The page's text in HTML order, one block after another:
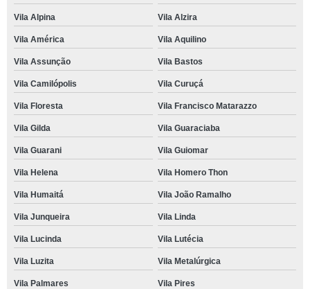
Vila Alpina Vila Alzira
Vila América Vila Aquilino
Vila Assunção Vila Bastos
Vila Camilópolis Vila Curuçá
Vila Floresta Vila Francisco Matarazzo
Vila Gilda Vila Guaraciaba
Vila Guarani Vila Guiomar
Vila Helena Vila Homero Thon
Vila Humaitá Vila João Ramalho
Vila Junqueira Vila Linda
Vila Lucinda Vila Lutécia
Vila Luzita Vila Metalúrgica
Vila Palmares Vila Pires